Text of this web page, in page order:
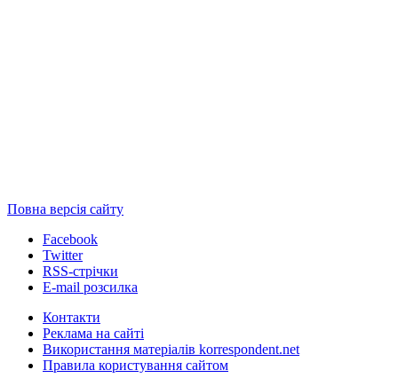
Повна версія сайту
Facebook
Twitter
RSS-стрічки
E-mail розсилка
Контакти
Реклама на сайті
Використання матеріалів korrespondent.net
Правила користування сайтом